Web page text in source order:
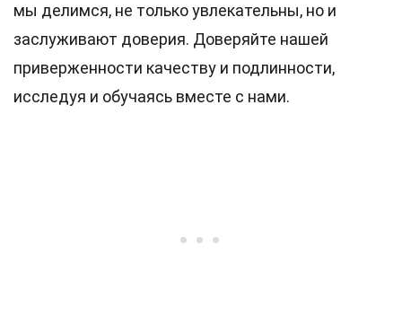
мы делимся, не только увлекательны, но и
заслуживают доверия. Доверяйте нашей
приверженности качеству и подлинности,
исследуя и обучаясь вместе с нами.